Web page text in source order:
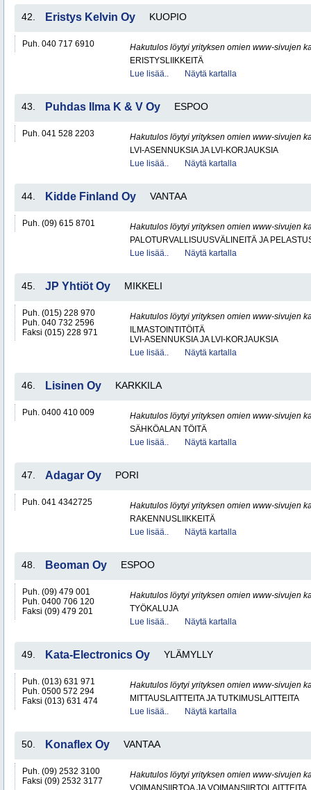
42. Eristys Kelvin Oy KUOPIO
Puh. 040 717 6910
Hakutulos löytyi yrityksen omien www-sivujen
ERISTYSLIIKKEITÄ
Lue lisää..
Näytä kartalla
43. Puhdas Ilma K & V Oy ESPOO
Puh. 041 528 2203
Hakutulos löytyi yrityksen omien www-sivujen
LVI-ASENNUKSIA JA LVI-KORJAUKSIA
Lue lisää..
Näytä kartalla
44. Kidde Finland Oy VANTAA
Puh. (09) 615 8701
Hakutulos löytyi yrityksen omien www-sivujen
PALOTURVALLISUUSVÄLINEITÄ JA
Lue lisää..
Näytä kartalla
45. JP Yhtiöt Oy MIKKELI
Puh. (015) 228 970
Puh. 040 732 2596
Faksi (015) 228 971
Hakutulos löytyi yrityksen omien www-sivujen
ILMASTOINTITÖITÄ
LVI-ASENNUKSIA JA LVI-KORJAUKSIA
Lue lisää..
Näytä kartalla
46. Lisinen Oy KARKKILA
Puh. 0400 410 009
Hakutulos löytyi yrityksen omien www-sivujen
SÄHKÖALAN TÖITÄ
Lue lisää..
Näytä kartalla
47. Adagar Oy PORI
Puh. 041 4342725
Hakutulos löytyi yrityksen omien www-sivujen
RAKENNUSLIIKKEITÄ
Lue lisää..
Näytä kartalla
48. Beoman Oy ESPOO
Puh. (09) 479 001
Puh. 0400 706 120
Faksi (09) 479 201
Hakutulos löytyi yrityksen omien www-sivujen
TYÖKALUJA
Lue lisää..
Näytä kartalla
49. Kata-Electronics Oy YLÄMYLLY
Puh. (013) 631 971
Puh. 0500 572 294
Faksi (013) 631 474
Hakutulos löytyi yrityksen omien www-sivujen
MITTAUSLAITTEITA JA TUTKIMUSLAITTEITA
Lue lisää..
Näytä kartalla
50. Konaflex Oy VANTAA
Puh. (09) 2532 3100
Faksi (09) 2532 3177
Hakutulos löytyi yrityksen omien www-sivujen
VOIMANSIIRTOA JA VOIMANSIIRTOLAITTEITA